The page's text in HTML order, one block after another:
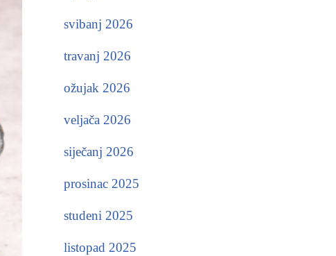
svibanj 2026
travanj 2026
ožujak 2026
veljača 2026
siječanj 2026
prosinac 2025
studeni 2025
listopad 2025